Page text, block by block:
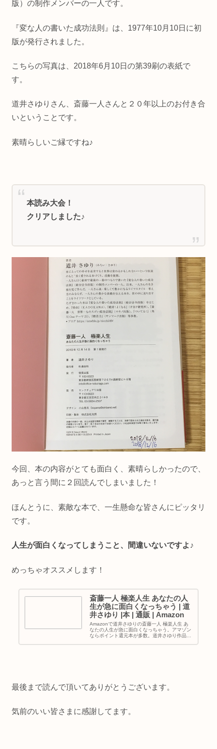
版）の制作メンバーの一人です。
『変な人の書いた成功法則』は、1977年10月10日に初
版が発行されました。
こちらの写真は、2018年6月10日の第39刷の表紙で
す。
道井さゆりさん、斎藤一人さんと２０年以上のお付き合
いということです。
素晴らしいご縁ですね♪
本読み大会！
クリアしました♪
今回、本の内容がとても面白く、素晴らしかったので、
あっと言う間に２回読んでしまいました！
ほんとうに、素敵な本で、一生懸命な皆さんにピッタリ
です。
人生が面白くなってしまうこと、間違いないですよ♪
めっちゃオススメします！
斎藤一人 極楽人生 あなたの人
生が急に面白くなっちゃう | 道
井さゆり |本 | 通販 | Amazon
Amazonで道井さゆりの斎藤一人 極楽人生 あ
なたの人生が急に面白くなっちゃう。アマゾン
ならポイント還元本が多数。道井さゆり作品ほ
最後まで読んで頂いてありがとうございます。
気前のいい皆さまに感謝してます。